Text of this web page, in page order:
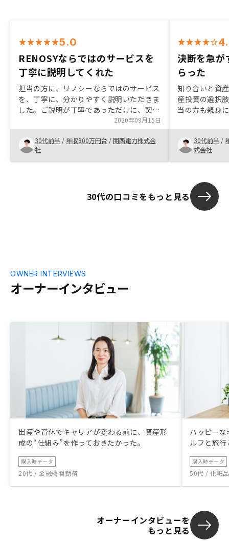
5.0
RENOSYならではのサービスを
丁寧に説明してくれた
担当の方に、リノシーならではのサービス
を、丁寧に、分かりやすく説明いただきま
した。ご説明が丁寧であっただけに、契約
後の資料のやりとりに、もう少し配慮いた
だけたら、満足度がより上がると思いまし
た。
2020年09月15日
30代前半 / 年収800万円台 /関西電力株式会
社
決断を急が
らった
知り合いと資
産投資の選択
当の方も親身
てくれようと
ることがゴー
制が重要とい
ができた。
30代前半 /
式会社
30代の口コミをもっと見る
オーナーインタビュー
OWNER INTERVIEWS
出産や育休でキャリアが変わる前に、資産形
成の“仕組み”を作っておきたかった。
購入時データ
20代 / 金融機関勤務
ハッピー
ルフと旅
購入時データ
50代 / 化粧
オーナーインタビューを
もっと見る